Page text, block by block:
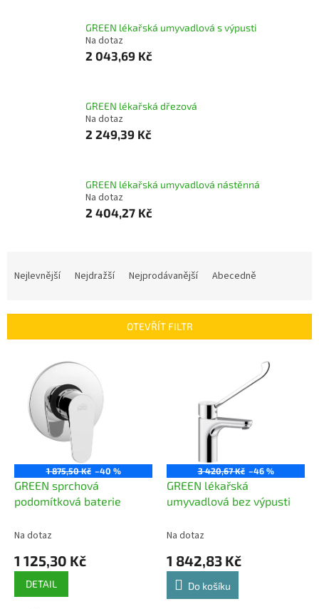
GREEN lékařská umyvadlová s výpusti
Na dotaz
2 043,69 Kč
GREEN lékařská dřezová
Na dotaz
2 249,39 Kč
GREEN lékařská umyvadlová nástěnná
Na dotaz
2 404,27 Kč
í
Nejlevnější Nejdražší Nejprodávanější Abecedně
OTEVŘÍT FILTR
1 875,50 Kč –40 %
GREEN sprchová
podomítková baterie
Na dotaz
1 125,30 Kč
DETAIL
3 420,67 Kč –46 %
GREEN lékařská
umyvadlová bez výpusti
Na dotaz
1 842,83 Kč
Do košíku